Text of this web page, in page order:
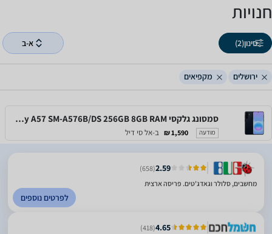
חנויות
סינון(2) א-ב
ירושלים מקפיאים
סמסונג גלקסי Samsung Galaxy A57 SM-A576B/DS 256GB 8GB RAM
מודעה 1,590 ₪ ב-אל סי דיל
2.59
(658)
מחשבים, סלולר וגאדג'טים. פריסה ארצית
לפרטים נוספים
4.65
(418)